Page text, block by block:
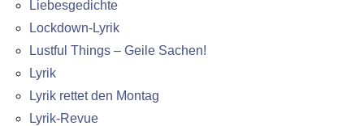
Liebesgedichte
Lockdown-Lyrik
Lustful Things – Geile Sachen!
Lyrik
Lyrik rettet den Montag
Lyrik-Revue